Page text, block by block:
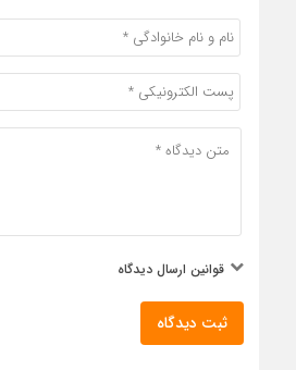
قوانین ارسال دیدگاه
ثبت دیدگاه